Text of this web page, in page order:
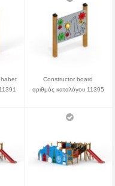
Constructor board
αριθμός καταλόγου 11395